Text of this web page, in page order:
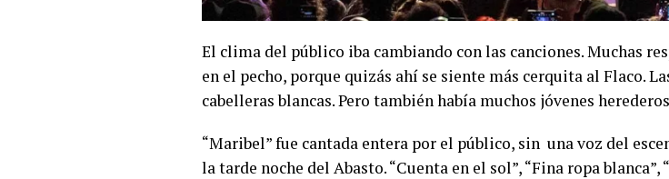
El clima del público iba cambiando con las canciones. Muchas
en el pecho, porque quizás ahí se siente más cerquita al Flaco.
cabelleras blancas. Pero también había muchos jóvenes
“Maribel” fue cantada entera por el público, sin una voz del
la tarde noche del Abasto. “Cuenta en el sol”, “Fina ropa